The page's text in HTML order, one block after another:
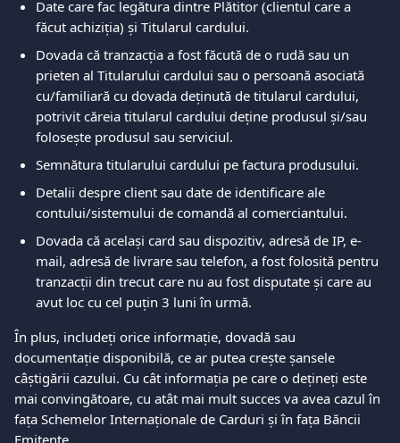
Date care fac legătura dintre Plătitor (clientul care a
făcut achiziția) și Titularul cardului.
Dovada că tranzacția a fost făcută de o rudă sau un
prieten al Titularului cardului sau o persoană asociată
cu/familiară cu dovada deținută de titularul cardului,
potrivit căreia titularul cardului deține produsul și/sau
folosește produsul sau serviciul.
Semnătura titularului cardului pe factura produsului.
Detalii despre client sau date de identificare ale
contului/sistemului de comandă al comerciantului.
Dovada că același card sau dispozitiv, adresă de IP, e-
mail, adresă de livrare sau telefon, a fost folosită pentru
tranzacții din trecut care nu au fost disputate și care au
avut loc cu cel puțin 3 luni în urmă.
În plus, includeți orice informație, dovadă sau
documentație disponibilă, ce ar putea crește șansele
câștigării cazului. Cu cât informația pe care o dețineți este
mai convingătoare, cu atât mai mult succes va avea cazul în
fața Schemelor Internaționale de Carduri și în fața Băncii
Emitente.